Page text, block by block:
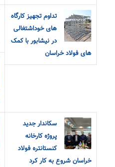
تداوم تجهیز کارگاه
های خوداشتغالی
در نیشابور با کمک
های فولاد خراسان
سکاندار جدید
پروژه کارخانه
کنستانتره فولاد
خراسان شروع به کار کرد